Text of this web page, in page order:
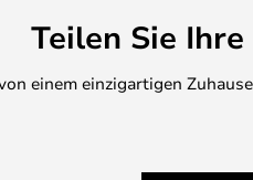
Teilen Sie
einem einzigartigen